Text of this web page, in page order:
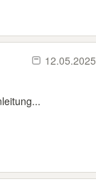
12.05.2025